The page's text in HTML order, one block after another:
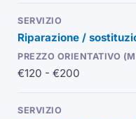
Riparazione /
€120 - €200